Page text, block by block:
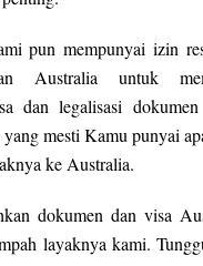
pun mempunyai izin
Australia untuk
dan legalisasi
mesti Kamu punyai
ke Australia.
dokumen dan visa
layaknya kami.